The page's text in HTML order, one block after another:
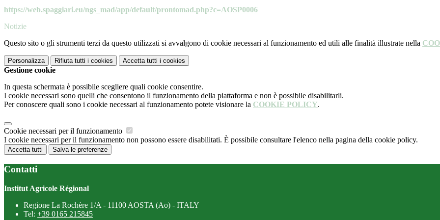
https://web.spaggiari.eu/ngs_mad/app/default/prontomad.php?c=AOSP0006
Notizie
Questo sito o gli strumenti terzi da questo utilizzati si avvalgono di cookie necessari al funzionamento ed utili alle finalità illustrate nella
Personalizza Rifiuta tutti i cookies Accetta tutti i cookies
Gestione cookie
In questa schermata è possibile scegliere quali cookie consentire.
I cookie necessari sono quelli che consentono il funzionamento della piattaforma e non è possibile disabilitarli.
Per conoscere quali sono i cookie necessari al funzionamento potete visionare la COOKIE POLICY.
Cookie necessari per il funzionamento
I cookie necessari per il funzionamento non possono essere disabilitati. È possibile consultare l'elenco nella pagina della cookie policy.
Accetta tutti Salva le preferenze
Contatti
Institut Agricole Régional
Regione La Rochère 1/A - 11100 AOSTA (Ao) - ITALY
Tel: +39 0165 215845